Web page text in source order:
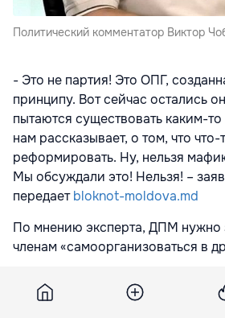
Политический комментатор Виктор
- Это не партия! Это ОПГ,
принципу. Вот сейчас остались
пытаются существовать каким-
нам рассказывает, о том, что
реформировать. Ну, нельзя
Мы обсуждали это! Нельзя! –
передаетbloknot-moldova.md
По мнению эксперта, ДПМ нужно
членам «самоорганизоваться в
согласен, что где-то в